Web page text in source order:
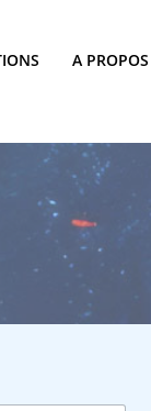
A PROPOS